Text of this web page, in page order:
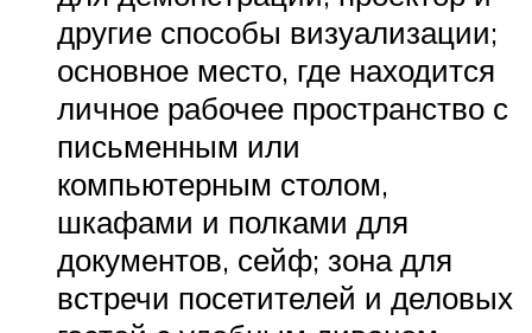
другие способы визуализации;
основное место, где находится
личное рабочее пространство с
письменным или
компьютерным столом,
шкафами и полками для
документов, сейф; зона для
встречи посетителей и деловых